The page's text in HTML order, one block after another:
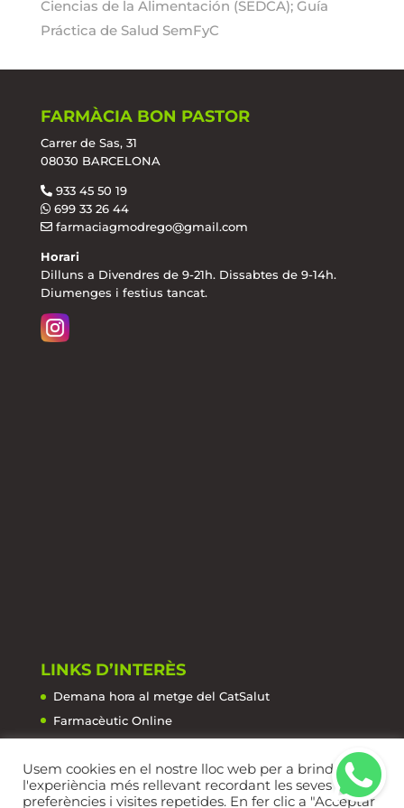
Ciencias de la Alimentación (SEDCA); Guía
Práctica de Salud SemFyC
FARMÀCIA BON PASTOR
Carrer de Sas, 31
08030 BARCELONA
933 45 50 19
699 33 26 44
farmaciagmodrego@gmail.com
Horari
Dilluns a Divendres de 9-21h. Dissabtes de 9-14h.
Diumenges i festius tancat.
LINKS D’INTERÈS
Demana hora al metge del CatSalut
Farmacèutic Online
Farmàcies de Guàrdia
Usem cookies en el nostre lloc web per a brindar-li
l'experiència més rellevant recordant les seves
preferències i visites repetides. En fer clic a "Acceptar